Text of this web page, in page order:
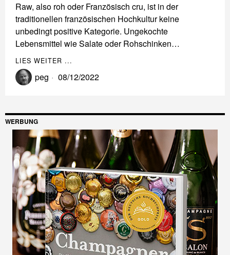
Raw, also roh oder Französisch cru, ist in der
traditionellen französischen Hochkultur keine
unbedingt positive Kategorie. Ungekochte
Lebensmittel wie Salate oder Rohschinken…
LIES WEITER ...
peg 08/12/2022
WERBUNG